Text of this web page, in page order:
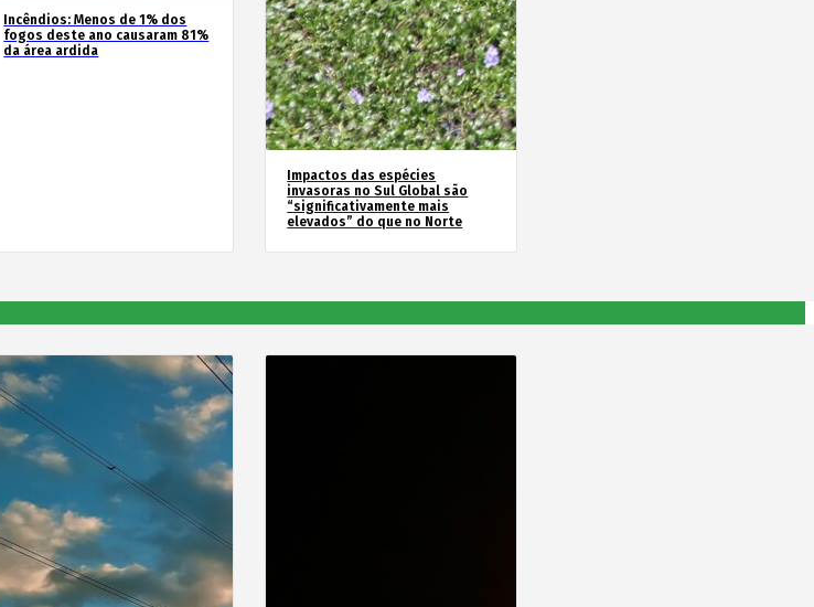
Incêndios: Menos de 1% dos
fogos deste ano causaram 81%
da área ardida
Impactos das espécies
invasoras no Sul Global são
“significativamente mais
elevados” do que no Norte